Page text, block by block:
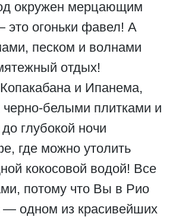
окружен мерцающим
огоньки фавел! А
песком и волнами
отдых!
и Ипанема,
белыми плитками и
глубокой ночи
где можно утолить
кокосовой водой! Все
потому что Вы в Рио
одном из красивейших